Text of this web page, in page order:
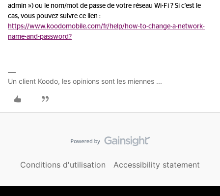
admin ») ou le nom/mot de passe de votre réseau Wi-Fi ? Si c'est le
cas, vous pouvez suivre ce lien :
https://www.koodomobile.com/fr/help/how-to-change-a-network-
name-and-password?
Un client Koodo, les opinions sont les miennes ...
Conditions d'utilisation Accessibility statement